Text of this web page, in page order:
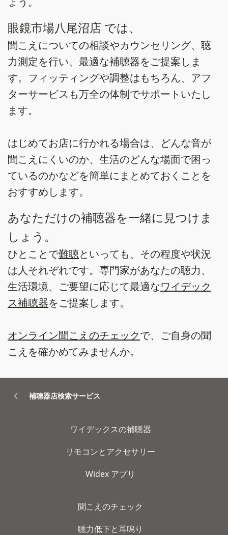
眼鏡市場八尾沼店 では、
聞こえについての相談やカウンセリング、聴
力測定を行い、最適な補聴器をご提案しま
す。フィッティングや調整はもちろん、アフ
ターサービスも万全の体制でサポートいたし
ます。
はじめてお店に行かれる場合は、どんな音が
聞こえにくいのか、生活のどんな場面で困っ
ているのかなどを簡単にまとめておくことを
おすすめします。
あなただけの補聴器を一緒に見つけま
しょう。
ひとことで難聴といっても、その程度や状況
は人それぞれです。専門家があなたの聴力、
生活環境、ご要望に応じて最適なワイデック
ス補聴器をご提案します。
オンライン聞こえのチェックで、ご自身の聞
こえを確かめてみませんか。
補聴器店検索サービス
ワイデックスの補聴器
リモコンとアクセサリー
Widex アプリ
聞こえのチェック
聴力低下と耳鳴り